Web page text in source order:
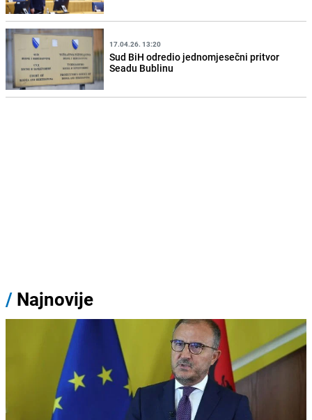
17.04.26. 13:20
Sud BiH odredio jednomjesečni pritvor
Seadu Bublinu
/ Najnovije